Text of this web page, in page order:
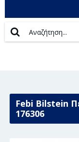
Febi Bilstein
176306